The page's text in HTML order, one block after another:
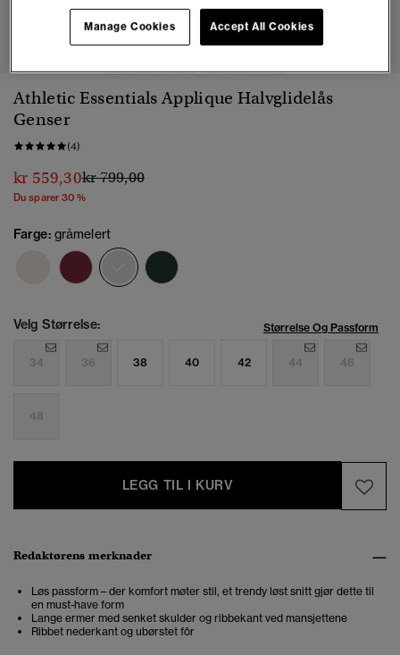
1 2 4 5 6
Athletic Essentials Applique Halvglidelås
Genser
(4)
kr 559,30Pris nedsatt fra
kr 799,00til
Du sparer 30 %
Farge: gråmelert
valgt
Velg Størrelse: Størrelse Og Passform
34 36 38 40 42 44 46
48
LEGG TIL I KURV
Redaktørens merknader
Løs passform – der komfort møter stil, et trendy løst snitt gjør dette til
en must-have form
Lange ermer med senket skulder og ribbekant ved mansjettene
Ribbet nederkant og ubørstet fôr
Accept All Cookies
Manage Cookies